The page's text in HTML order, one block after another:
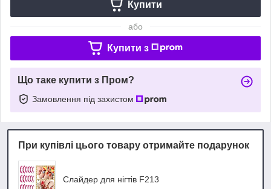
Купити
або
Купити з
Що таке купити з Пром?
Замовлення під захистом
При купівлі цього товару отримайте подарунок
Слайдер для нігтів F213